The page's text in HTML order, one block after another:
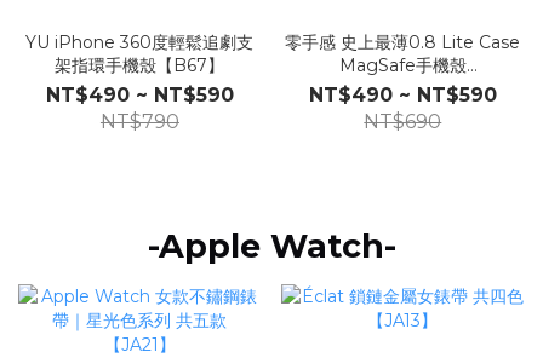
YU iPhone 360度輕鬆追劇支
架指環手機殼【B67】
NT$490 ~ NT$590
NT$790
零手感 史上最薄0.8 Lite Case
MagSafe手機殼
Londonimg【D12】
NT$490 ~ NT$590
NT$690
-Apple Watch-